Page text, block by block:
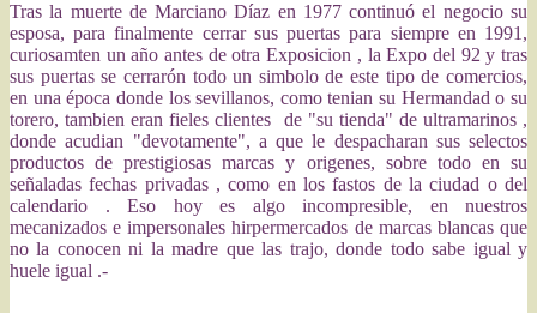
Tras la muerte de Marciano Díaz en 1977 continuó el negocio su
esposa, para finalmente cerrar sus puertas para siempre en 1991,
curiosamten un año antes de otra Exposicion , la Expo del 92 y tras
sus puertas se cerrarón todo un simbolo de este tipo de comercios,
en una época donde los sevillanos, como tenian su Hermandad o su
torero, tambien eran fieles clientes de "su tienda" de ultramarinos ,
donde acudian "devotamente", a que le despacharan sus selectos
productos de prestigiosas marcas y origenes, sobre todo en su
señaladas fechas privadas , como en los fastos de la ciudad o del
calendario . Eso hoy es algo incompresible, en nuestros
mecanizados e impersonales hirpermercados de marcas blancas que
no la conocen ni la madre que las trajo, donde todo sabe igual y
huele igual .-